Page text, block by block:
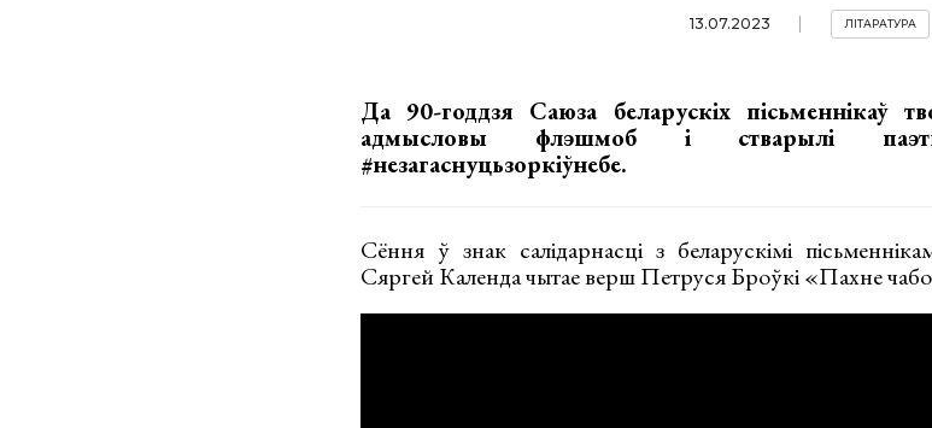
13.07.2023 ЛІТАРАТУРА
Да 90-годдзя Саюза беларускіх пісьменнікаў
адмысловы флэшмоб і стварылі
#незагаснуцьзоркіўнебе.
Сёння ў знак салідарнасці з беларускімі
Сяргей Календа чытае верш Петруся Броўкі «Пахне